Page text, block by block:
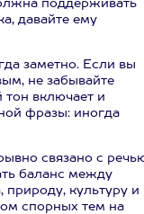
поддерживать
давайте ему
заметно. Если вы
не забывайте
включает и
фразы: иногда
связано с
баланс между
культуру и
спорных тем на